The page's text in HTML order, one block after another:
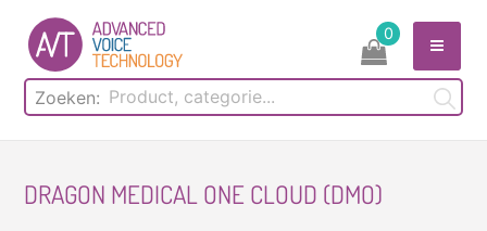
content
Zoeken:
0
DRAGON MEDICAL ONE CLOUD (DMO)